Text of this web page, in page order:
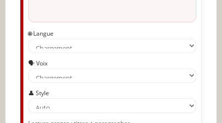
🌐 Langue
🗣️ Voix
👤 Style